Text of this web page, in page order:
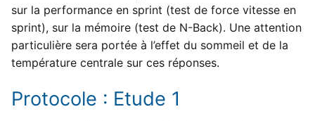
sur la performance en sprint (test de force vitesse en
sprint), sur la mémoire (test de N-Back). Une attention
particulière sera portée à l’effet du sommeil et de la
température centrale sur ces réponses.
Protocole : Etude 1